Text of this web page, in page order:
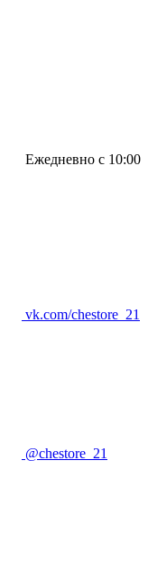
Ежедневно с 10:00
vk.com/chestore_21
@chestore_21